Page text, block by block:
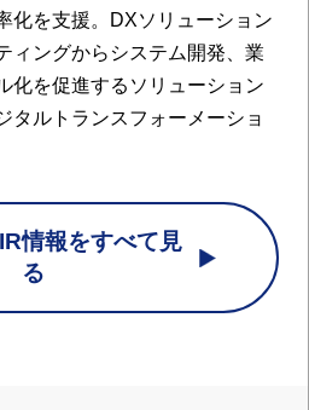
化を支援。DXソリューション
ィングからシステム開発、業
化を促進するソリューション
タルトランスフォーメーショ
情報をすべて見
る